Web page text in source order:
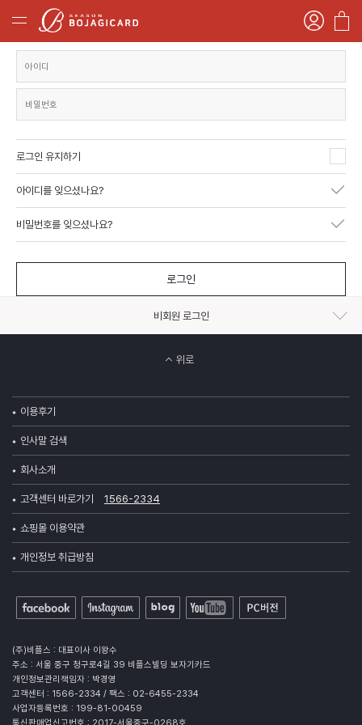
로그인 유지하기
아이디를 잊으셨나요?
비밀번호를 잊으셨나요?
로그인
비회원 로그인
위로
이용후기
인사말 검색
회사소개
고객센터 바로가기 1566-2334
쇼핑몰 이용약관
개인정보 취급방침
(주)비플스 : 대표이사 이왕수
주소 : 서울 중구 청구로4길 39 비플스빌딩 보자기카드
개인정보관리책임자 : 박경영
고객센터 : 1566-2334 / 팩스 : 02-6455-2334
사업자등록번호 : 199-81-00459